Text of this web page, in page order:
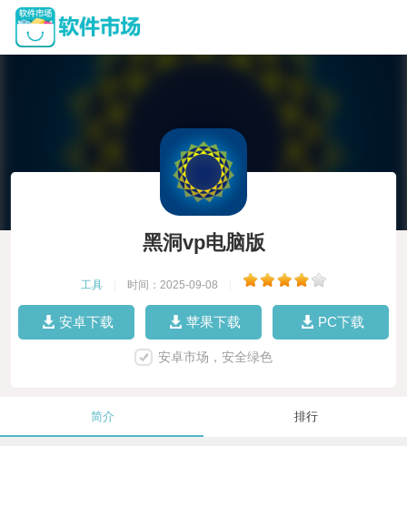
黑洞vp电脑版
工具 时间：2025-09-08
安卓下载 苹果下载 PC下载
安卓市场，安全绿色
简介 排行